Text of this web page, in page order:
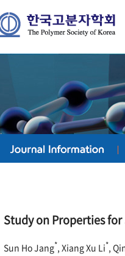
Study on Properties for
Sun Ho Jang* , Xiang Xu Li* ,